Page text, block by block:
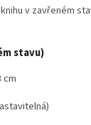
v zavřeném
stavu)
cm